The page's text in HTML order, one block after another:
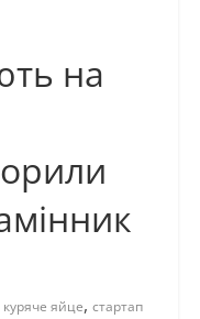
на
яйце, стартап